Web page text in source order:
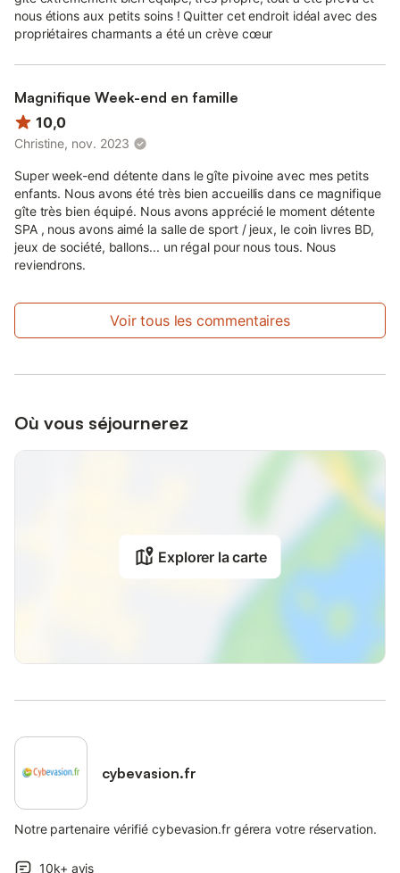
nous étions aux petits soins ! Quitter cet endroit idéal avec des
propriétaires charmants a été un crève cœur
Magnifique Week-end en famille
10,0
Christine, nov. 2023
Super week-end détente dans le gîte pivoine avec mes petits
enfants. Nous avons été très bien accueillis dans ce magnifique
gîte très bien équipé. Nous avons apprécié le moment détente
SPA , nous avons aimé la salle de sport / jeux, le coin livres BD,
jeux de société, ballons... un régal pour nous tous. Nous
reviendrons.
Voir tous les commentaires
Où vous séjournerez
Explorer la carte
cybevasion.fr
Notre partenaire vérifié cybevasion.fr gérera votre réservation.
10k+ avis